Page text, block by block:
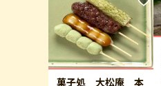
菓子処 大松庵 本